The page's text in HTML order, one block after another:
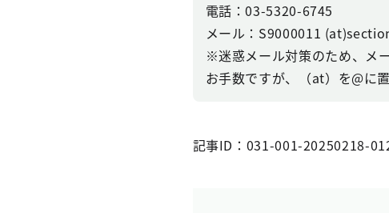
電話：03-5320-6745
メール：S9000011
※迷惑メール対策のため、メ
お手数ですが、（at）を@に
記事ID：031-001-20250218-